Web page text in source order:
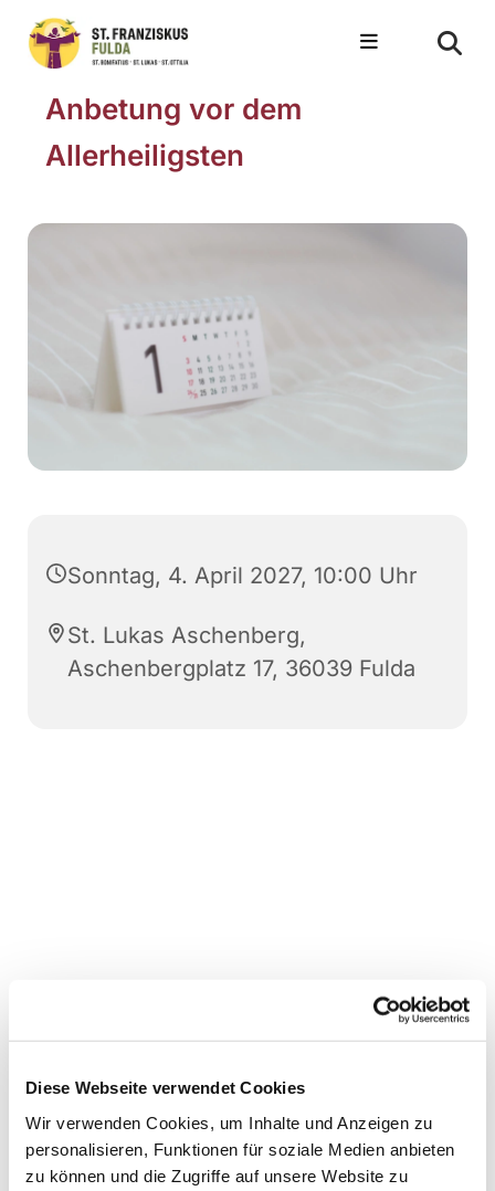
Diese Webseite verwendet Cookies
Wir verwenden Cookies, um Inhalte und Anzeigen zu
personalisieren, Funktionen für soziale Medien anbieten
zu können und die Zugriffe auf unsere Website zu
Anbetung vor dem
Allerheiligsten
Sonntag, 4. April 2027, 10:00 Uhr
St. Lukas Aschenberg,
Aschenbergplatz 17, 36039 Fulda